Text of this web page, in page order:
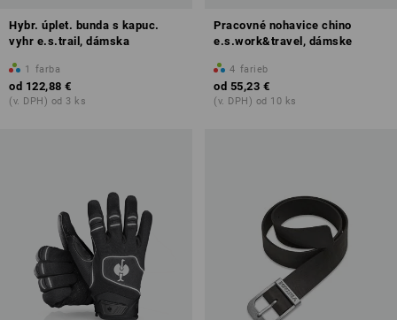
Hybr. úplet. bunda s kapuc.
vyhr e.s.trail, dámska
1 farba
od 122,88 €
(v. DPH) od 3 ks
Pracovné nohavice chino
e.s.work&travel, dámske
4 farieb
od 55,23 €
(v. DPH) od 10 ks